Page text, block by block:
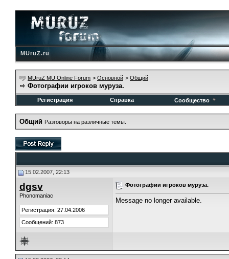
MUruZ.ru
MUruZ MU Online Forum > Основной > Общий
Фотографии игроков муруза.
Регистрация Справка Сообщество
Общий Разговоры на различные темы.
15.02.2007, 22:13
dgsv
Phonomaniac
Регистрация: 27.04.2006
Сообщений: 873
Фотографии игроков муруза.
Message no longer available.